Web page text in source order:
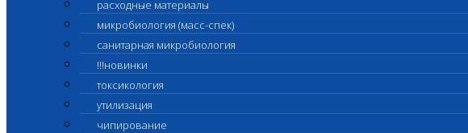
расходные материалы
микробиология (масс-спек)
санитарная микробиология
!!!новинки
токсикология
утилизация
чипирование